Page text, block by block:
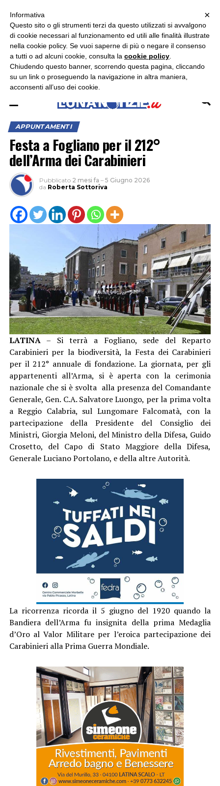
ASCOLTA RADIO LUNA
APPUNTAMENTI
Festa a Fogliano per il 212°
dell’Arma dei Carabinieri
Pubblicato 2 mesi fa – 5 Giugno 2026
da Roberta Sottoriva
LATINA– Si terrà a Fogliano, sede del Reparto
Carabinieri per la biodiversità, la Festa dei Carabinieri
per il 212° annuale di fondazione. La giornata, per gli
appartenenti all’Arma, si è aperta con la cerimonia
nazionale che si è svolta alla presenza del Comandante
Generale, Gen. C.A. Salvatore Luongo, per la prima volta
a Reggio Calabria, sul Lungomare Falcomatà, con la
partecipazione della Presidente del Consiglio dei
Ministri, Giorgia Meloni, del Ministro della Difesa, Guido
Crosetto, del Capo di Stato Maggiore della Difesa,
Generale Luciano Portolano, e della altre Autorità.
La ricorrenza ricorda il 5 giugno del 1920 quando la
Bandiera dell’Arma fu insignita della prima Medaglia
d’Oro al Valor Militare per l’eroica partecipazione dei
Carabinieri alla Prima Guerra Mondiale.
×
×
Informativa
Questo sito o gli strumenti terzi da questo utilizzati si avvalgono
di cookie necessari al funzionamento ed utili alle finalità illustrate
nella cookie policy. Se vuoi saperne di più o negare il consenso
a tutti o ad alcuni cookie, consulta la cookie policy
Chiudendo questo banner, scorrendo questa pagina, cliccando
su un link o proseguendo la navigazione in altra maniera,
acconsenti all’uso dei cookie.